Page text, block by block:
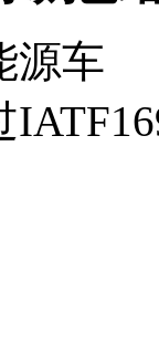
源车